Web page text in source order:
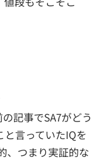
記事でSA7がどう
と言っていたIQを
、つまり実証的な